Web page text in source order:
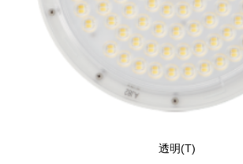
透明(T)